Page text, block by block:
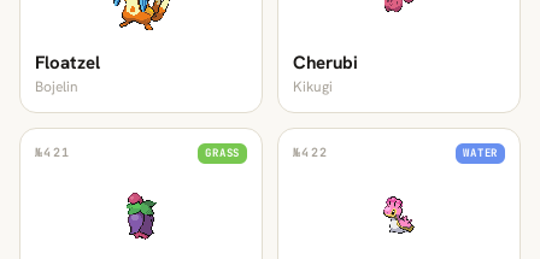
Floatzel
Bojelin
Cherubi
Kikugi
№421 GRASS №422 WATER